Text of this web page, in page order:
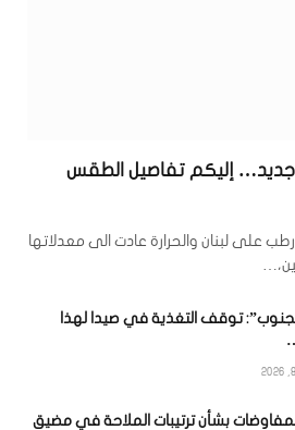
جديد… إليكم تفاصيل الطقس
على لبنان والحرارة عادت الى معدلاتها
توقف التغذية في صيدا لهذا
بشأن ترتيبات الملاحة في مضيق